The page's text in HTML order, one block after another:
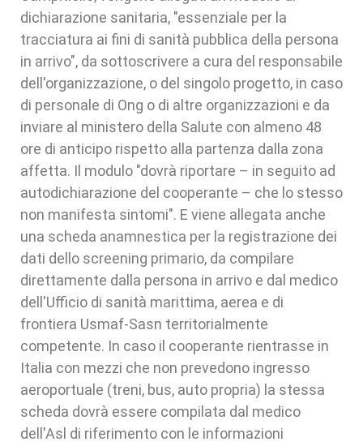
dichiarazione sanitaria, "essenziale per la
tracciatura ai fini di sanità pubblica della persona
in arrivo", da sottoscrivere a cura del responsabile
dell'organizzazione, o del singolo progetto, in caso
di personale di Ong o di altre organizzazioni e da
inviare al ministero della Salute con almeno 48
ore di anticipo rispetto alla partenza dalla zona
affetta. Il modulo "dovrà riportare – in seguito ad
autodichiarazione del cooperante – che lo stesso
non manifesta sintomi". E viene allegata anche
una scheda anamnestica per la registrazione dei
dati dello screening primario, da compilare
direttamente dalla persona in arrivo e dal medico
dell'Ufficio di sanità marittima, aerea e di
frontiera Usmaf-Sasn territorialmente
competente. In caso il cooperante rientrasse in
Italia con mezzi che non prevedono ingresso
aeroportuale (treni, bus, auto propria) la stessa
scheda dovrà essere compilata dal medico
dell'Asl di riferimento con le informazioni